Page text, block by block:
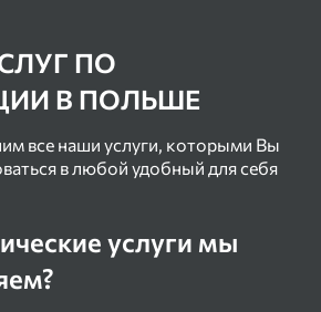
ПО
В ПОЛЬШЕ
все наши услуги, которыми Вы
в любой удобный для себя
услуги мы